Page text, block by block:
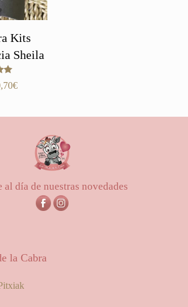
Kits
Sheila
€Rango
hasta
0,70€
al día de nuestras novedades
la Cabra